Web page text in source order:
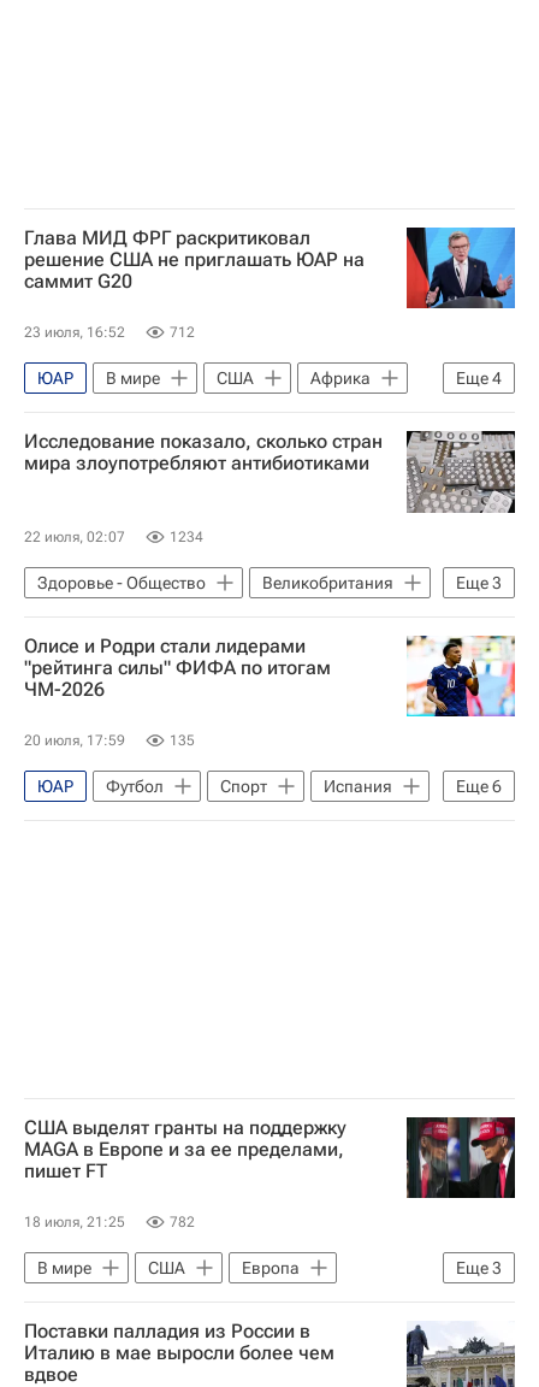
Глава МИД ФРГ раскритиковал
решение США не приглашать ЮАР на
саммит G20
23 июля, 16:52 712
Еще4
ЮАР В мире США
Африка
Дональд Трамп
Светлана Лукаш
Большая двадцатка
ООН
Исследование показало, сколько стран
мира злоупотребляют антибиотиками
22 июля, 02:07 1234
Еще3
Здоровье - Общество
Великобритания
США
Индия ВОЗ
Олисе и Родри стали лидерами
"рейтинга силы" ФИФА по итогам
ЧМ-2026
20 июля, 17:59 135
Еще6
ЮАР Футбол Спорт
Испания
Франция
США выделят гранты на поддержку
MAGA в Европе и за ее пределами,
пишет FT
18 июля, 21:25 782
Еще3
В мире США
Европа
Восточная Европа
Дональд Трамп
Евросоюз
Поставки палладия из России в
Италию в мае выросли более чем
вдвое